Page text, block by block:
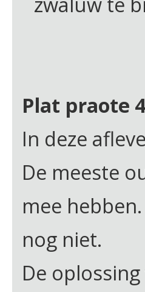
Plat praote 4
In deze
De meeste
mee
nog niet.
De